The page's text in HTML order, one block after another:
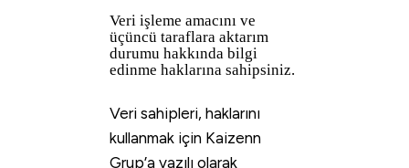
Veri işleme amacını ve
üçüncü taraflara aktarım
durumu hakkında bilgi
edinme haklarına sahipsiniz.
Veri sahipleri, haklarını
kullanmak için Kaizenn
Grup’a yazılı olarak